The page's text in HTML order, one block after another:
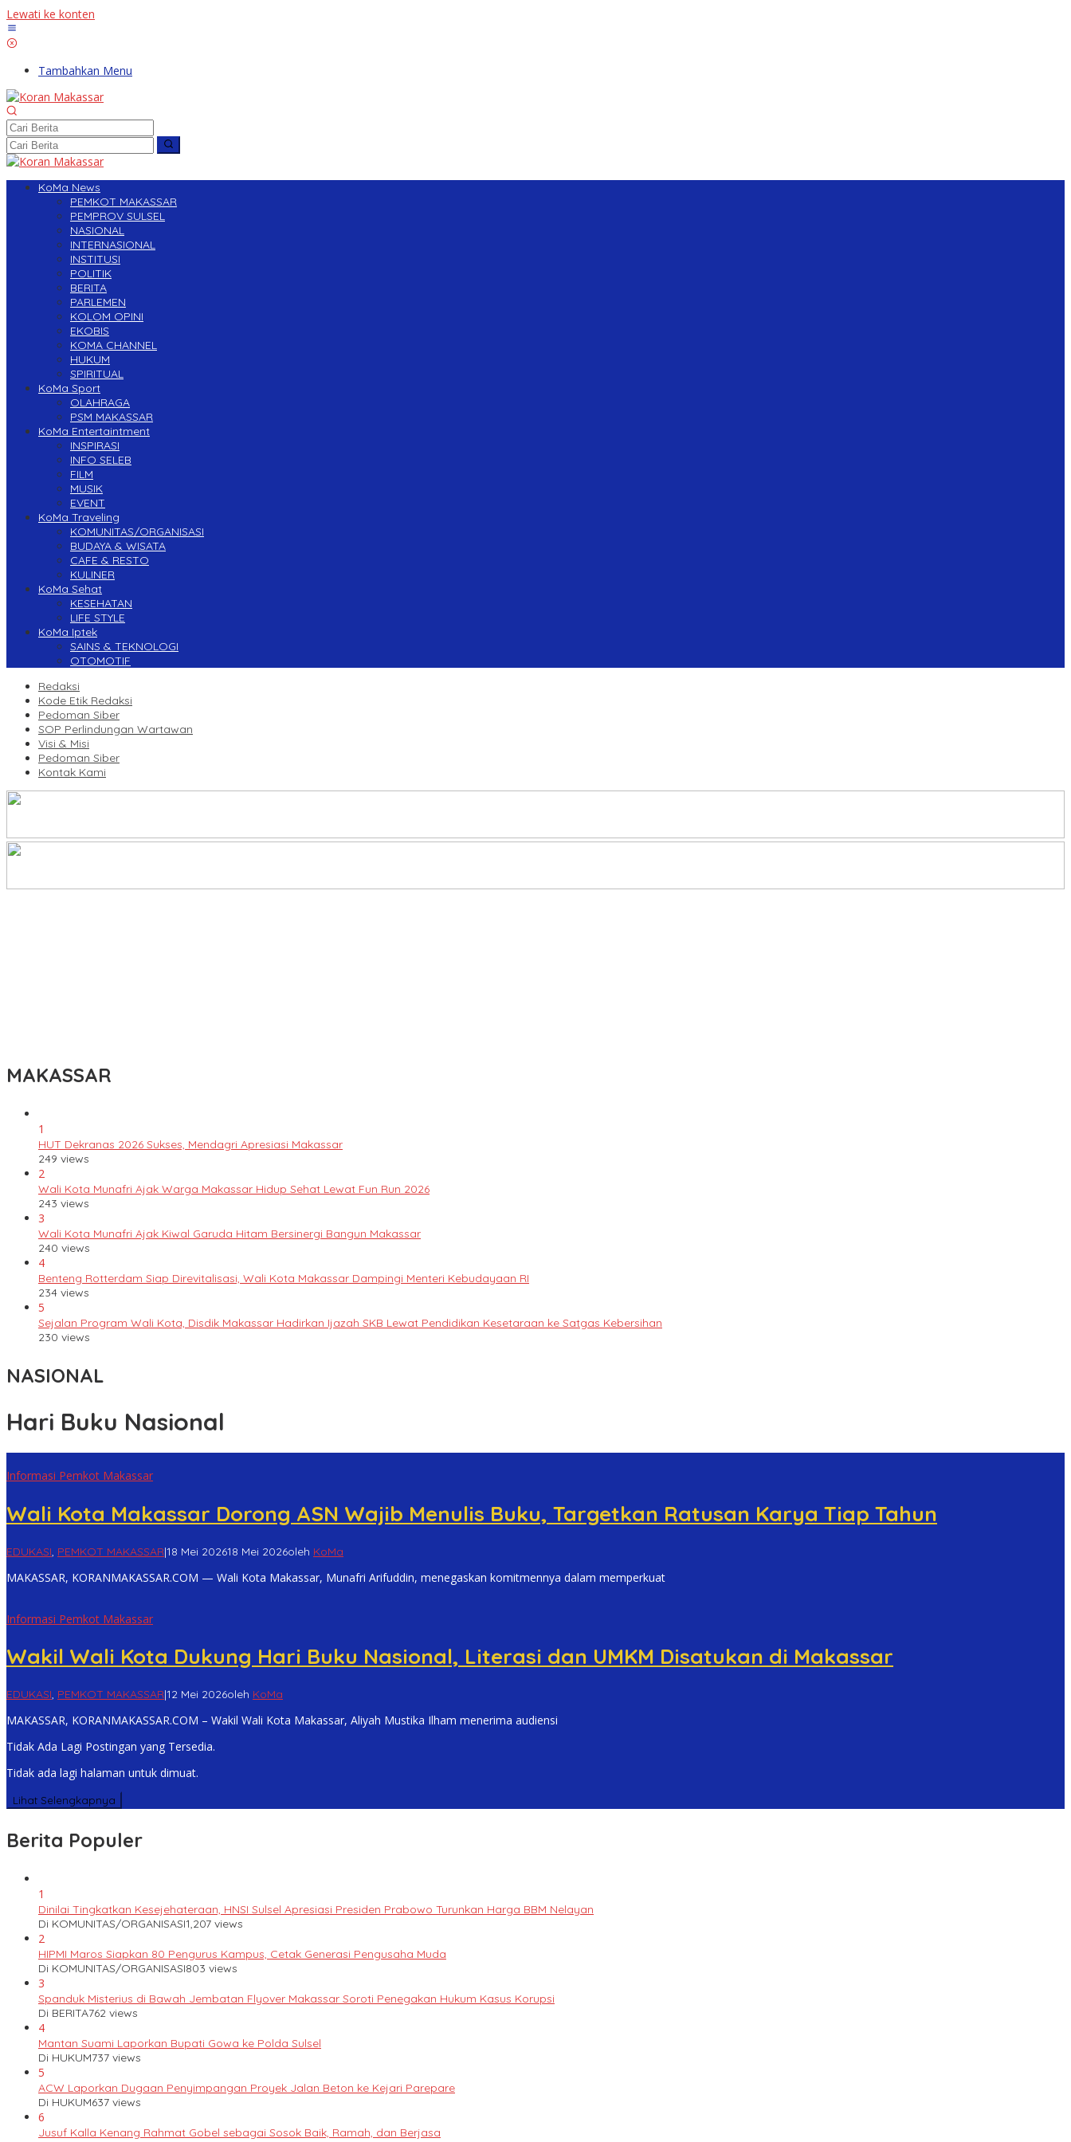
Lewati ke konten
Tambahkan Menu
KoMa News
PEMKOT MAKASSAR
PEMPROV SULSEL
NASIONAL
INTERNASIONAL
INSTITUSI
POLITIK
BERITA
PARLEMEN
KOLOM OPINI
EKOBIS
KOMA CHANNEL
HUKUM
SPIRITUAL
KoMa Sport
OLAHRAGA
PSM MAKASSAR
KoMa Entertaintment
INSPIRASI
INFO SELEB
FILM
MUSIK
EVENT
KoMa Traveling
KOMUNITAS/ORGANISASI
BUDAYA & WISATA
CAFE & RESTO
KULINER
KoMa Sehat
KESEHATAN
LIFE STYLE
KoMa Iptek
SAINS & TEKNOLOGI
OTOMOTIF
Redaksi
Kode Etik Redaksi
Pedoman Siber
SOP Perlindungan Wartawan
Visi & Misi
Pedoman Siber
Kontak Kami
MAKASSAR
1
HUT Dekranas 2026 Sukses, Mendagri Apresiasi Makassar
249 views
2
Wali Kota Munafri Ajak Warga Makassar Hidup Sehat Lewat Fun Run 2026
243 views
3
Wali Kota Munafri Ajak Kiwal Garuda Hitam Bersinergi Bangun Makassar
240 views
4
Benteng Rotterdam Siap Direvitalisasi, Wali Kota Makassar Dampingi Menteri Kebudayaan RI
234 views
5
Sejalan Program Wali Kota, Disdik Makassar Hadirkan Ijazah SKB Lewat Pendidikan Kesetaraan ke Satgas Kebersihan
230 views
NASIONAL
Hari Buku Nasional
Informasi Pemkot Makassar
Wali Kota Makassar Dorong ASN Wajib Menulis Buku, Targetkan Ratusan Karya Tiap Tahun
EDUKASI PEMKOT MAKASSAR|18 Mei 202618 Mei 2026oleh KoMa
MAKASSAR, KORANMAKASSAR.COM — Wali Kota Makassar, Munafri Arifuddin, menegaskan komitmennya dalam memperkuat
Informasi Pemkot Makassar
Wakil Wali Kota Dukung Hari Buku Nasional, Literasi dan UMKM Disatukan di Makassar
EDUKASI, PEMKOT MAKASSAR|12 Mei 2026oleh KoMa
MAKASSAR, KORANMAKASSAR.COM – Wakil Wali Kota Makassar, Aliyah Mustika Ilham menerima audiensi
Tidak Ada Lagi Postingan yang Tersedia.
Tidak ada lagi halaman untuk dimuat.
Lihat Selengkapnya
Berita Populer
1
Dinilai Tingkatkan Kesejehateraan, HNSI Sulsel Apresiasi Presiden Prabowo Turunkan Harga BBM Nelayan
Di KOMUNITAS/ORGANISASI1,207 views
2
HIPMI Maros Siapkan 80 Pengurus Kampus, Cetak Generasi Pengusaha Muda
Di KOMUNITAS/ORGANISASI803 views
3
Spanduk Misterius di Bawah Jembatan Flyover Makassar Soroti Penegakan Hukum Kasus Korupsi
Di BERITA762 views
4
Mantan Suami Laporkan Bupati Gowa ke Polda Sulsel
Di HUKUM737 views
5
ACW Laporkan Dugaan Penyimpangan Proyek Jalan Beton ke Kejari Parepare
Di HUKUM637 views
6
Jusuf Kalla Kenang Rahmat Gobel sebagai Sosok Baik, Ramah, dan Berjasa